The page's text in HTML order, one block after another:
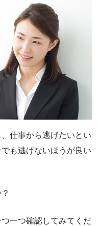
仕事から逃げたいとい
も逃げないほうが良い
一つ確認してみてくだ